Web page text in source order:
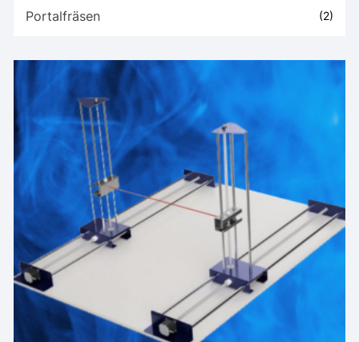
Portalfräsen (2)